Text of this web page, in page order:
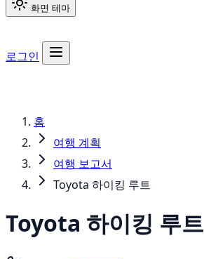
화면 테마
로그인
홈
여행 계획
여행 보고서
Toyota 하이킹 루트
Toyota 하이킹 루트